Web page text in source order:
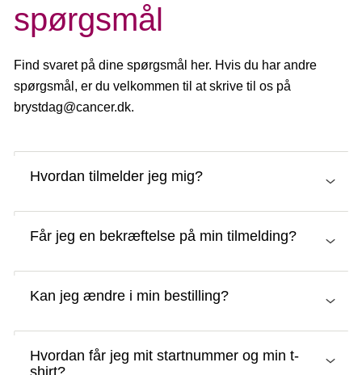
spørgsmål
Find svaret på dine spørgsmål her. Hvis du har andre
spørgsmål, er du velkommen til at skrive til os på
brystdag@cancer.dk.
Hvordan tilmelder jeg mig?
Du tilmelder dig via vores samarbejdspartner
Sportstiming.Tilmeld dig her
selv vælge en rute i dit nabolag
Får jeg en bekræftelse på min tilmelding?
Ja, du får en bekræftelse på din tilmelding samt et
deltagerlink, som du skal bruge, hvis du skal ændre i
dit spamfilter eller kontakt
Kan jeg ændre i min bestilling?
Ja. Du kan ændre i din bestilling, når du er logget ind
på din profil på Sportstiming. Du kan logge ind via
Hvordan får jeg mit startnummer og min t-